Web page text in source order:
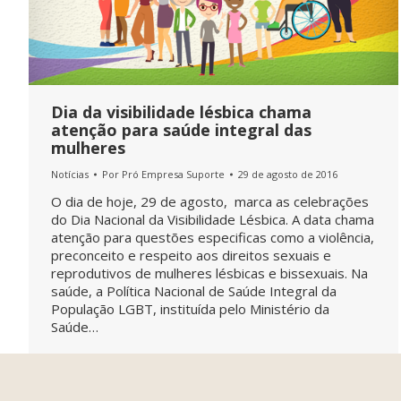
Dia da visibilidade lésbica chama
atenção para saúde integral das
mulheres
Notícias Por Pró Empresa Suporte 29 de agosto de 2016
O dia de hoje, 29 de agosto, marca as celebrações
do Dia Nacional da Visibilidade Lésbica. A data chama
atenção para questões especificas como a violência,
preconceito e respeito aos direitos sexuais e
reprodutivos de mulheres lésbicas e bissexuais. Na
saúde, a Política Nacional de Saúde Integral da
População LGBT, instituída pelo Ministério da
Saúde…